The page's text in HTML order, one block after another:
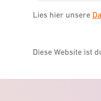
Lies hier unsere
Diese Website ist